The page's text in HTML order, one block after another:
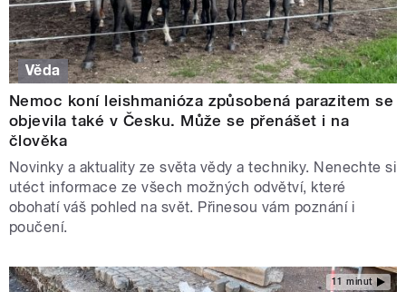
Věda
Nemoc koní leishmanióza způsobená parazitem se
objevila také v Česku. Může se přenášet i na
člověka
Novinky a aktuality ze světa vědy a techniky. Nenechte si
utéct informace ze všech možných odvětví, které
obohatí váš pohled na svět. Přinesou vám poznání i
poučení.
11 minut